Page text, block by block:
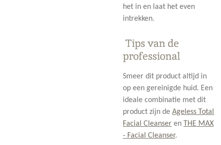
het in en laat het even
intrekken.
Tips van de
professional
Smeer dit product altijd in
op een gereinigde huid. Een
ideale combinatie met dit
product zijn de Ageless Total
Facial Cleanser en
THE MAX
- Facial Cleanser.